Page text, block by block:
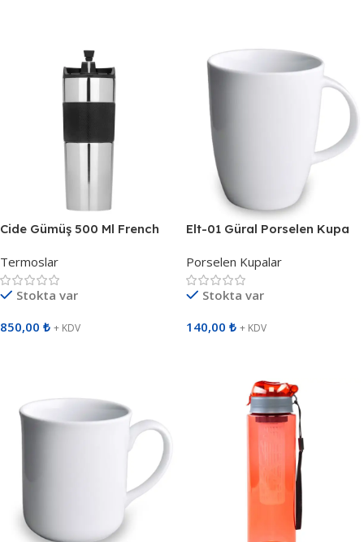
Cide Gümüş 500 Ml French
Termoslar
Stokta var
850,00 ₺ + KDV
Elt-01 Güral Porselen Kupa
Porselen Kupalar
Stokta var
140,00 ₺ + KDV